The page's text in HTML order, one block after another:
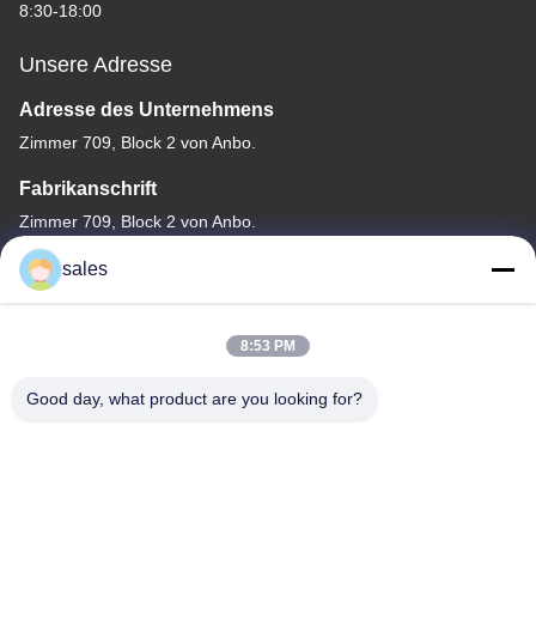
8:30-18:00
Unsere Adresse
Adresse des Unternehmens
Zimmer 709, Block 2 von Anbo.
Fabrikanschrift
Zimmer 709, Block 2 von Anbo.
Tel.
+86-755-89378575
sales
8:53 PM
Good day, what product are you looking for?